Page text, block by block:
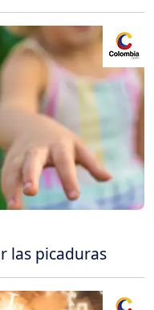
las picaduras